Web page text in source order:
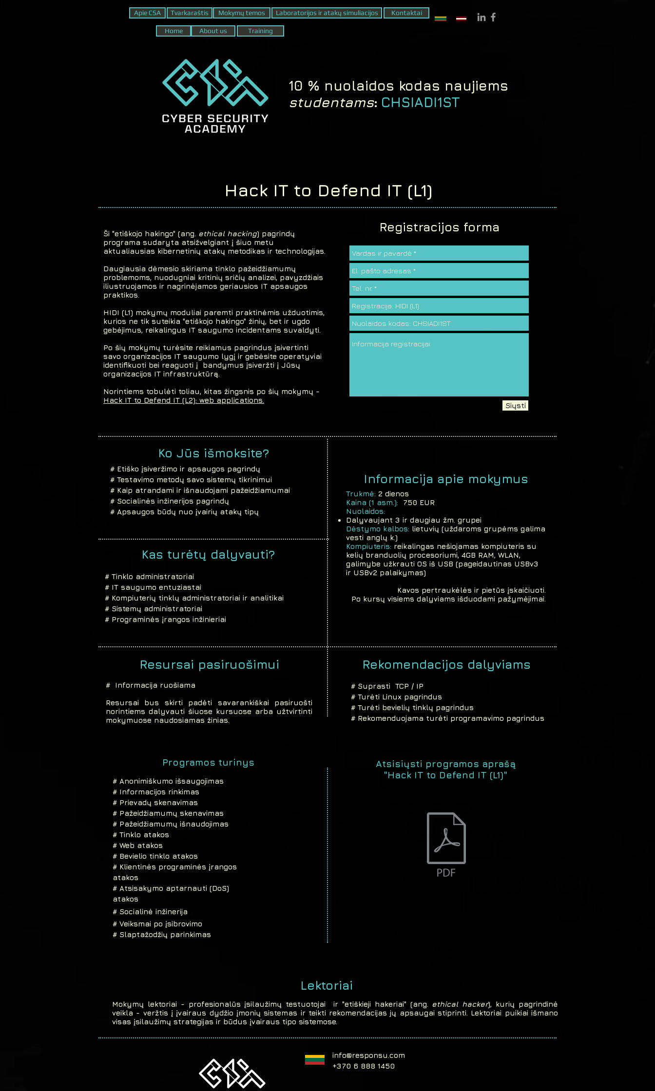
Home About us Training
Apie CSA Tvarkaraštis Mokymų temos Laboratorijos ir atakų simuliacijos Kontaktai
10 % nuolaidos kodas naujiems
studentams: CHSIADI1ST
Hack IT to Defend IT (L1)
Ši "etiškojo hakingo" (ang. ethical hacking) pagrindų
programa sudaryta atsižvelgiant į šiuo metu
aktualiausias kibernetinių atakų metodikas ir technologijas.
Daugiausia dėmesio skiriama tinklo pažeidžiamumų
problemoms, nuodugniai kritinių sričių analizei, pavyzdžiais
iliustruojamos ir nagrinėjamos geriausios IT apsaugos
praktikos.
HIDI (L1) mokymų moduliai paremti praktinėmis užduotimis,
kurios ne tik suteikia "etiškojo hakingo" žinių, bet ir ugdo
gebėjimus, reikalingus IT saugumo incidentams suvaldyti.
Po šių mokymų turėsite reikiamus pagrindus įsivertinti
savo organizacijos IT saugumo lygį ir gebėsite operatyviai
identifikuoti bei reaguoti į bandymus įsiveržti į Jūsų
organizacijos IT infrastruktūrą.
Norintiems tobulėti toliau, kitas žingsnis po šių mokymų -
Hack IT to Defend IT (L2): web applications.
Registracijos forma
Siųsti
Ko Jūs išmoksite?
Informacija apie mokymus
Kas turėtų dalyvauti?
# Tinklo administratoriai
# IT saugumo entuziastai
# Kompiuterių tinklų administratoriai ir analitikai
# Sistemų administratoriai
# Programinės įrangos inžinieriai
# Etiško įsiveržimo ir apsaugos pagrindų
# Testavimo metodų savo sistemų tikrinimui
# Kaip atrandami ir išnaudojami pažeidžiamumai
# Socialinės inžinerijos pagrindų
# Apsaugos būdų nuo įvairių atakų tipų
Trukmė: 2 dienos
Kaina (1 asm.):
750 EUR
Nuolaidos:
Dalyvaujant 3 ir daugiau žm. grupei
Dėstymo kalbos: lietuvių (uždaroms grupėms galima
vesti anglų k.)
Kompiuteris: reikalingas nešiojamas kompiuteris su
kelių branduolių procesoriumi, 4GB RAM, WLAN,
galimybe užkrauti OS iš USB (pageidautinas USBv3
ir USBv2 palaikymas)​
Kavos pertraukėlės ir pietūs įskaičiuoti.
Po kursų visiems dalyviams išduodami pažymėjimai.
Resursai pasiruošimui
# Informacija ruošiama
Resursai bus skirti padėti savarankiškai pasiruošti
norintiems dalyvauti šiuose kursuose arba užtvirtinti
mokymuose naudosiamas žinias.
Rekomendacijos dalyviams
# Suprasti TCP / IP
# Turėti Linux pagrindus
# Turėti bevielių tinklų pagrindus
# Rekomenduojama turėti programavimo pagrindus
Programos turinys
# Anonimiškumo išsaugojimas
# Informacijos rinkimas
# Prievadų skenavimas
# Pažeidžiamumų skenavimas
# Pažeidžiamumų išnaudojimas
# Tinklo atakos
# Web atakos
# Bevielio tinklo atakos
# Klientinės programinės įrangos
atakos
# Atsisakymo aptarnauti (DoS)
atakos
# Socialinė inžinerija
# Veiksmai po įsibrovimo
# Slaptažodžių parinkimas
Atsisiųsti programos aprašą
"Hack IT to Defend IT (L1)"
Lektoriai
Mokymų lektoriai - profesionalūs įsilaužimų testuotojai ir "etiškieji hakeriai" (ang. ethical hacker), kurių pagrindinė
veikla - veržtis į įvairaus dydžio įmonių sistemas ir teikti rekomendacijas jų apsaugai stiprinti. Lektoriai puikiai išmano
visas įsilaužimų strategijas ir būdus įvairaus tipo sistemose.
info@responsu.com
+370 6 888 1450